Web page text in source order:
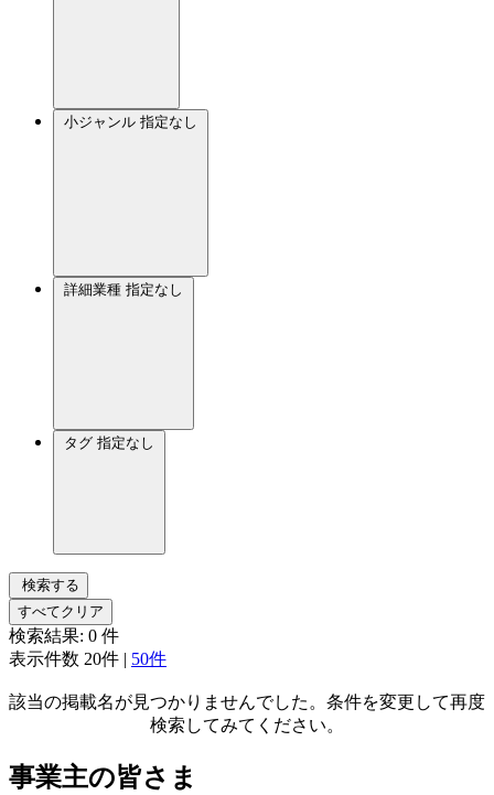
小ジャンル 指定なし
詳細業種 指定なし
タグ 指定なし
検索する
すべてクリア
検索結果: 0 件
表示件数 20件 | 50件
該当の掲載名が見つかりませんでした。条件を変更して再度
検索してみてください。
事業主の皆さま